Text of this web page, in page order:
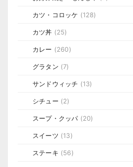
カツ・コロッケ (128)
カツ丼 (25)
カレー (260)
グラタン (7)
サンドウィッチ (13)
シチュー (2)
スープ・クッパ (20)
スイーツ (13)
ステーキ (56)